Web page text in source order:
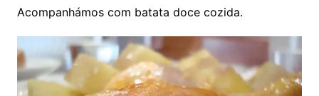
Acompanhámos com batata doce cozida.